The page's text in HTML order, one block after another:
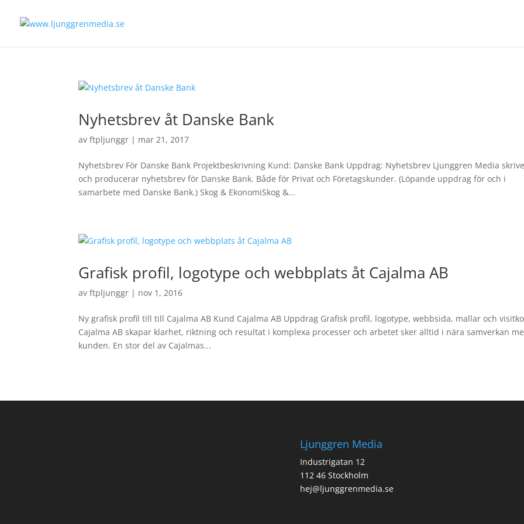
Nyhetsbrev åt Danske Bank
avftpljunggr | mar 21, 2017
Nyhetsbrev För Danske Bank Projektbeskrivning Kund: Danske Bank Uppdrag: Nyhetsbrev Ljunggren Media
och producerar nyhetsbrev för Danske Bank. Både för Privat och Företagskunder. (Löpande uppdrag för och i
samarbete med Danske Bank.) Skog & EkonomiSkog &...
Grafisk profil, logotype och webbplats åt Cajalma AB
avftpljunggr | nov 1, 2016
Ny grafisk profil till till Cajalma AB Kund Cajalma AB Uppdrag Grafisk profil, logotype, webbsida, mallar och
Cajalma AB skapar klarhet, riktning och resultat i komplexa processer och arbetet sker alltid i nära samverkan
kunden. En stor del av Cajalmas...
Ljunggren Media
Industrigatan 12
112 46 Stockholm
hej@ljunggrenmedia.se